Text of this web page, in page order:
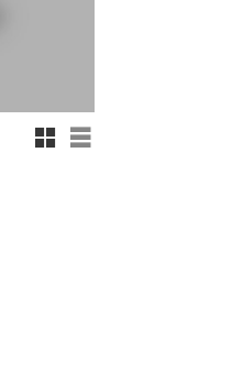
Rutnätsvy
Listvy